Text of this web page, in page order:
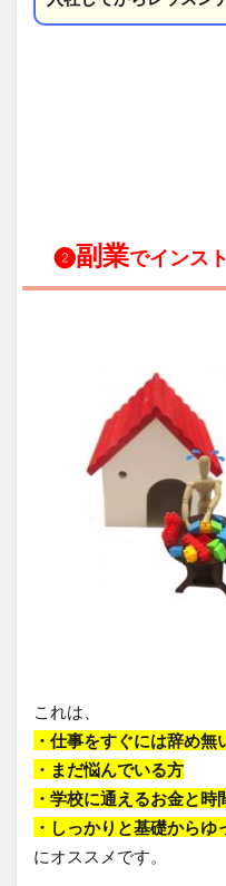
❷副業でインス
これは、
・仕事をすぐには辞め無
・まだ悩んでいる方
・学校に通えるお金と時
・しっかりと基礎から
にオススメです。